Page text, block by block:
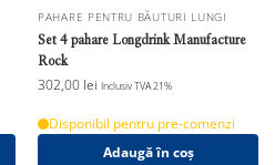
PAHARE PENTRU BĂUTURI LUNGI
Set 4 pahare Longdrink Manufacture
Rock
302,00 lei Inclusiv TVA 21%
Disponibil pentru pre-comenzi
Adaugă în coș